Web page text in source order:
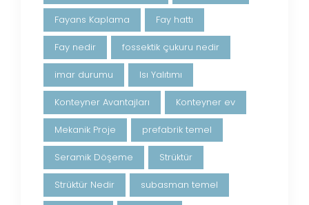
Fayans Kaplama Fay hattı
Fay nedir fossektik çukuru nedir
imar durumu Isı Yalıtımı
Konteyner Avantajları Konteyner ev
Mekanik Proje prefabrik temel
Seramik Döşeme Strüktür
Strüktür Nedir subasman temel